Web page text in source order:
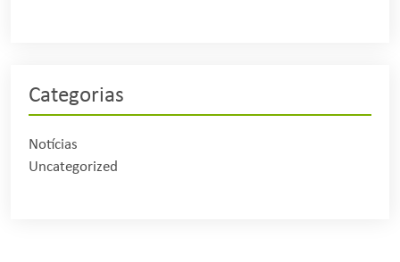
Categorias
Notícias
Uncategorized